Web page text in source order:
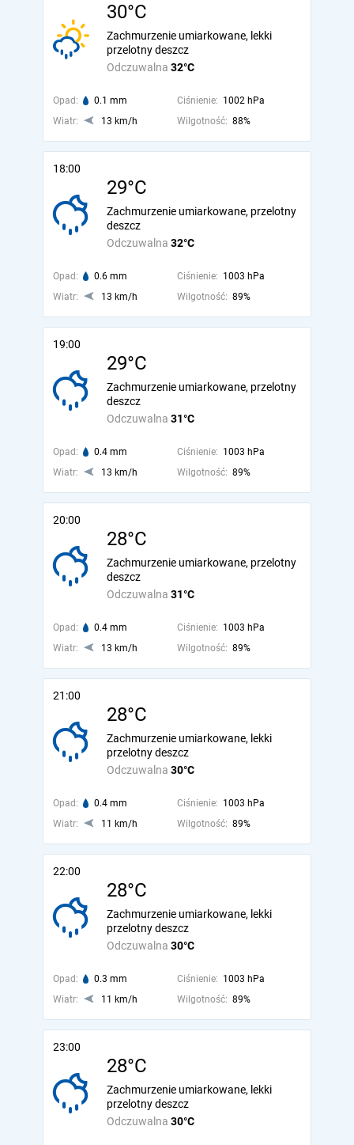
30°C
Odczuwalna 32°C
Zachmurzenie umiarkowane, lekki
przelotny deszcz
Opad: 0.1 mm Ciśnienie: 1002 hPa
Wiatr:
13 km/h Wilgotność: 88%
18:00
29°C
Odczuwalna 32°C
Zachmurzenie umiarkowane, przelotny
deszcz
Opad: 0.6 mm Ciśnienie: 1003 hPa
Wiatr:
13 km/h Wilgotność: 89%
19:00
29°C
Odczuwalna 31°C
Zachmurzenie umiarkowane, przelotny
deszcz
Opad: 0.4 mm Ciśnienie: 1003 hPa
Wiatr:
13 km/h Wilgotność: 89%
20:00
28°C
Odczuwalna 31°C
Zachmurzenie umiarkowane, przelotny
deszcz
Opad: 0.4 mm Ciśnienie: 1003 hPa
Wiatr:
13 km/h Wilgotność: 89%
21:00
28°C
Odczuwalna 30°C
Zachmurzenie umiarkowane, lekki
przelotny deszcz
Opad: 0.4 mm Ciśnienie: 1003 hPa
Wiatr:
11 km/h Wilgotność: 89%
22:00
28°C
Odczuwalna 30°C
Zachmurzenie umiarkowane, lekki
przelotny deszcz
Opad: 0.3 mm Ciśnienie: 1003 hPa
Wiatr:
11 km/h Wilgotność: 89%
23:00
28°C
Odczuwalna 30°C
Zachmurzenie umiarkowane, lekki
przelotny deszcz